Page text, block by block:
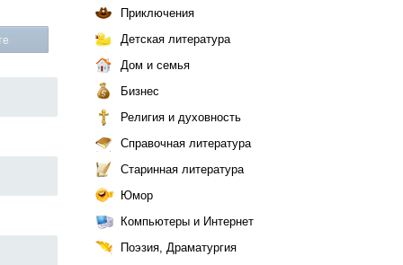
Приключения
Детская литература
Дом и семья
Бизнес
Религия и духовность
Справочная литература
Старинная литература
Юмор
Компьютеры и Интернет
Поэзия, Драматургия